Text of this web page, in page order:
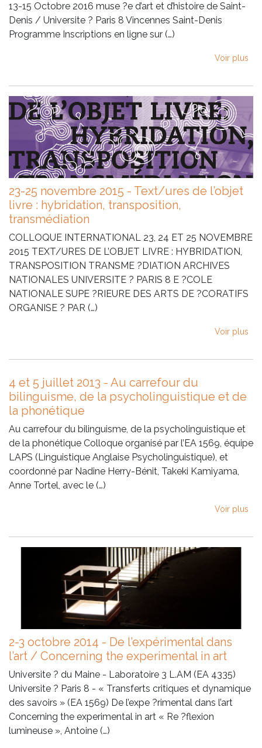
13-15 Octobre 2016 muse ?e d’art et d’histoire de Saint-
Denis / Universite ? Paris 8 Vincennes Saint-Denis
Programme Inscriptions en ligne sur (…)
Voir plus
23-25 novembre 2015 - Text/ures de l’objet
livre : hybridation, transposition,
transmédiation
COLLOQUE INTERNATIONAL 23, 24 ET 25 NOVEMBRE
2015 TEXT/URES DE L’OBJET LIVRE : HYBRIDATION,
TRANSPOSITION TRANSME ?DIATION ARCHIVES
NATIONALES UNIVERSITE ? PARIS 8 E ?COLE
NATIONALE SUPE ?RIEURE DES ARTS DE ?CORATIFS
ORGANISE ? PAR (…)
Voir plus
4 et 5 juillet 2013 - Au carrefour du
bilinguisme, de la psycholinguistique et de
la phonétique
Au carrefour du bilinguisme, de la psycholinguistique et
de la phonétique Colloque organisé par l’EA 1569, équipe
LAPS (Linguistique Anglaise Psycholinguistique), et
coordonné par Nadine Herry-Bénit, Takeki Kamiyama,
Anne Tortel, avec le (…)
Voir plus
2-3 octobre 2014 - De l’expérimental dans
l’art / Concerning the experimental in art
Universite ? du Maine - Laboratoire 3 L.AM (EA 4335)
Universite ? Paris 8 - « Transferts critiques et dynamique
des savoirs » (EA 1569) De l’expe ?rimental dans l’art
Concerning the experimental in art « Re ?flexion
lumineuse », Antoine (…)